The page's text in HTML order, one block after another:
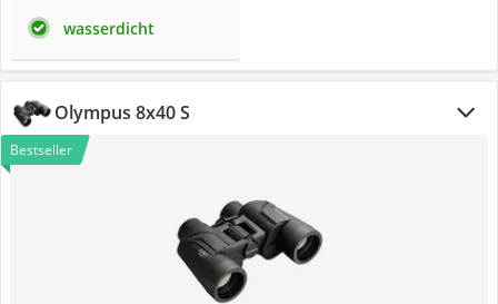
wasserdicht
Olympus 8x40 S
Bestseller